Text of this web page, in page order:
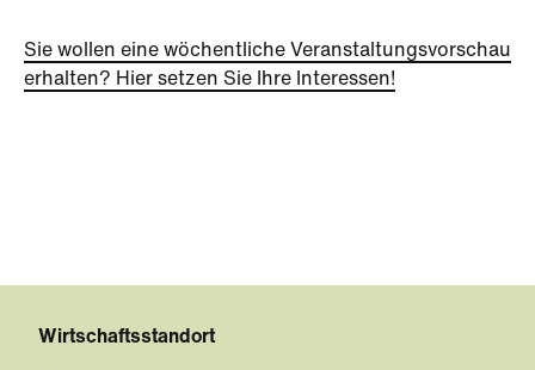
Sie wollen eine wöchentliche Veranstaltungsvorschau
erhalten? Hier setzen Sie Ihre Interessen!
Wirtschaftsstandort